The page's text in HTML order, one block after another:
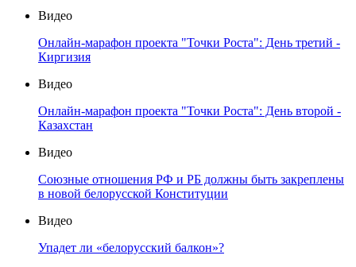
Видео
Онлайн-марафон проекта "Точки Роста": День третий -
Киргизия
Видео
Онлайн-марафон проекта "Точки Роста": День второй -
Казахстан
Видео
Союзные отношения РФ и РБ должны быть закреплены
в новой белорусской Конституции
Видео
Упадет ли «белорусский балкон»?